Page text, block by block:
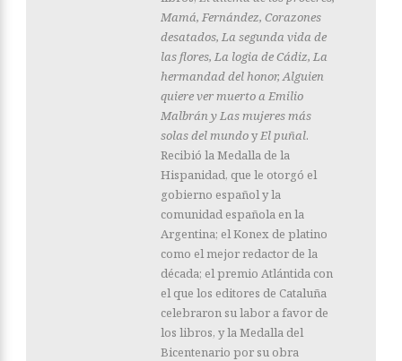
Mamá, Fernández, Corazones
desatados, La segunda vida de
las flores, La logia de Cádiz, La
hermandad del honor, Alguien
quiere ver muerto a Emilio
Malbrán y Las mujeres más
solas del mundoyEl puñal.
Recibió la Medalla de la
Hispanidad, que le otorgó el
gobierno español y la
comunidad española en la
Argentina; el Konex de platino
como el mejor redactor de la
década; el premio Atlántida con
el que los editores de Cataluña
celebraron su labor a favor de
los libros, y la Medalla del
Bicentenario por su obra